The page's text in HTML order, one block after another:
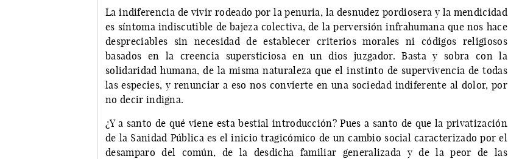
La indiferencia de vivir rodeado por la penuria, la desnudez pordiosera y la mendicidad
es síntoma indiscutible de bajeza colectiva, de la perversión infrahumana que nos hace
despreciables sin necesidad de establecer criterios morales ni códigos religiosos
basados en la creencia supersticiosa en un dios juzgador. Basta y sobra con la
solidaridad humana, de la misma naturaleza que el instinto de supervivencia de todas
las especies, y renunciar a eso nos convierte en una sociedad indiferente al dolor, por
no decir indigna.
¿Y a santo de qué viene esta bestial introducción? Pues a santo de que la privatización
de la Sanidad Pública es el inicio tragicómico de un cambio social caracterizado por el
desamparo del común, de la desdicha familiar generalizada y de la peor de las